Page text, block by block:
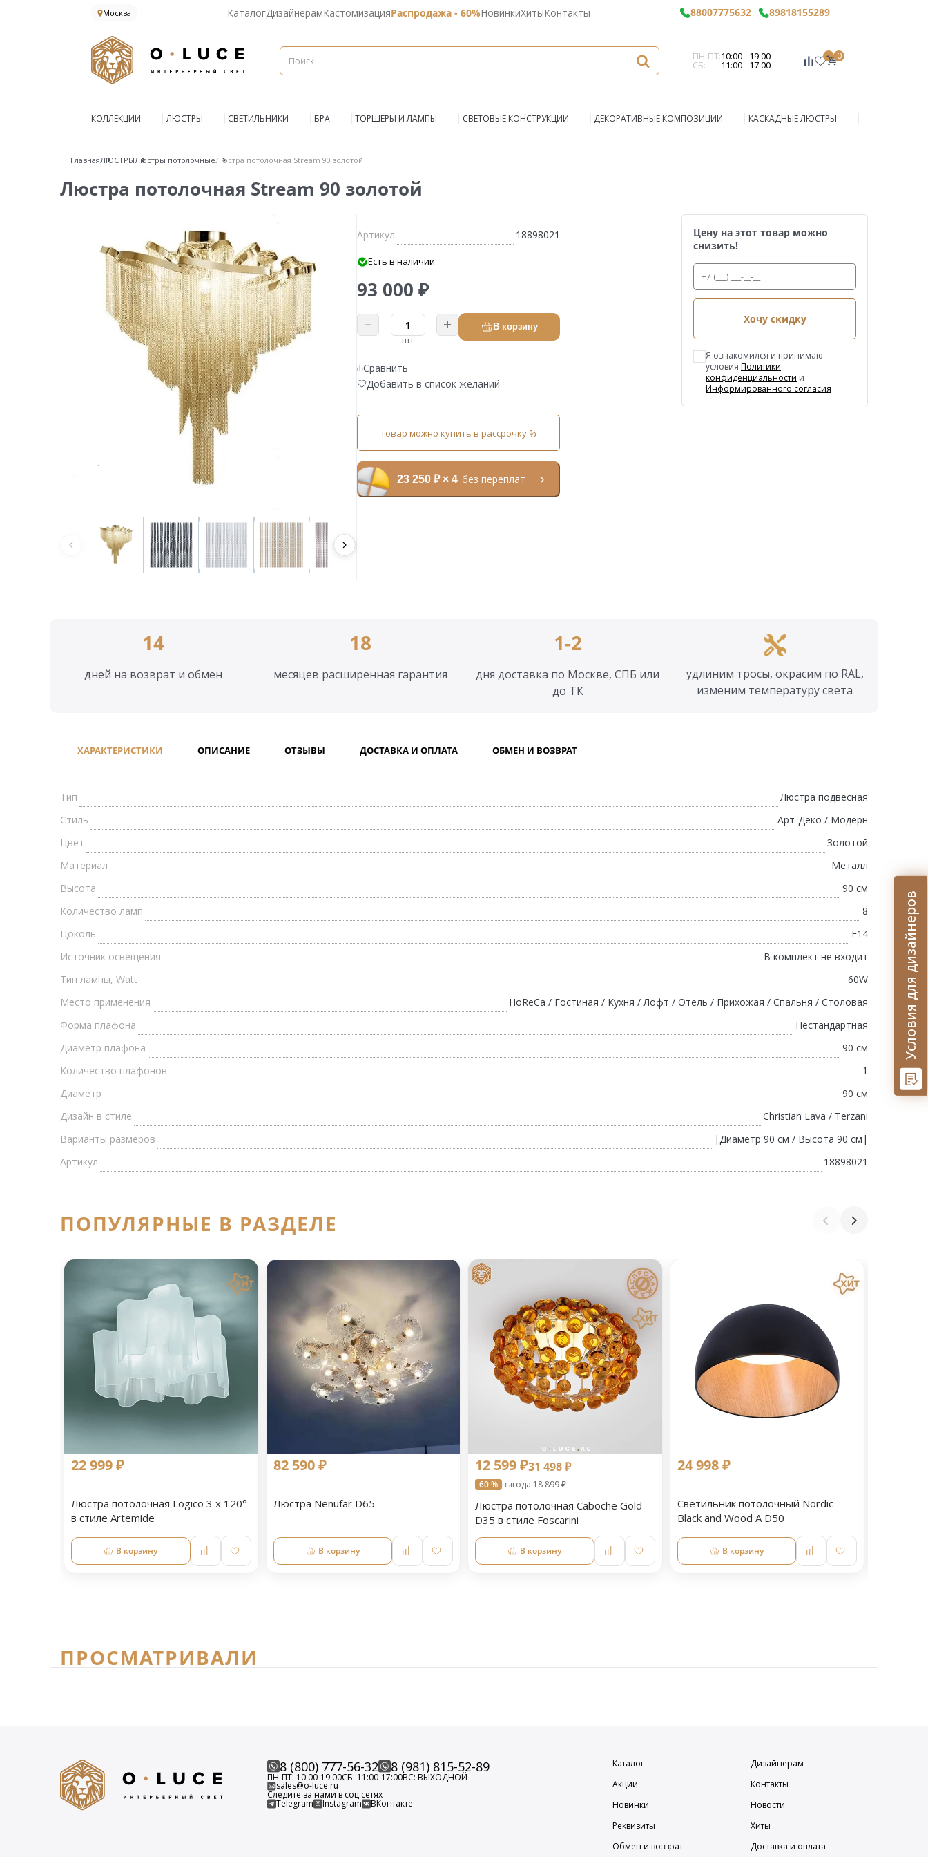
Москва КаталогДизайнерамКастомизацияРаспродажа - 60%НовинкиХитыКонтакты 88007775632 89818155289
ПН-ПТ:10:00 - 19:00
СБ: 11:00 - 17:00
0
КОЛЛЕКЦИИ ЛЮСТРЫ СВЕТИЛЬНИКИ БРА ТОРШЕРЫ И ЛАМПЫ СВЕТОВЫЕ КОНСТРУКЦИИ ДЕКОРАТИВНЫЕ КОМПОЗИЦИИ КАСКАДНЫЕ ЛЮСТРЫ
ГлавнаяЛЮСТРЫЛюстры потолочныеЛюстра потолочная Stream 90 золотой
Люстра потолочная Stream 90 золотой
Артикул 18898021
Есть в наличии
93 000 ₽
шт
В корзину
Сравнить
Добавить в список желаний
товар можно купить в рассрочку %
23 250 ₽ × 4 без переплат
Цену на этот товар можно
снизить!
Хочу скидку
Я ознакомился и принимаю
условия Политики
конфиденциальности и
Информированного согласия
14
дней на возврат и обмен
18
месяцев расширенная гарантия
1-2
дня доставка по Москве, СПБ или
до ТК
удлиним тросы, окрасим по RAL,
изменим температуру света
ХАРАКТЕРИСТИКИ ОПИСАНИЕ ОТЗЫВЫ ДОСТАВКА И ОПЛАТА ОБМЕН И ВОЗВРАТ
Тип
Люстра подвесная
Стиль
Арт-Деко / Модерн
Цвет
Золотой
Материал
Металл
Высота
90 см
Количество ламп
8
Цоколь
E14
Источник освещения
В комплект не входит
Тип лампы, Watt
60W
Место применения
HoReCa / Гостиная / Кухня / Лофт / Отель / Прихожая / Спальня / Столовая
Форма плафона
Нестандартная
Диаметр плафона
90 см
Количество плафонов
1
Диаметр
90 см
Дизайн в стиле
Christian Lava / Terzani
Варианты размеров
|Диаметр 90 см / Высота 90 см|
Артикул
18898021
ПОПУЛЯРНЫЕ В РАЗДЕЛЕ
22 999 ₽
Люстра потолочная Logico 3 x 120°
в стиле Artemide
В корзину
82 590 ₽
Люстра Nenufar D65
В корзину
12 599 ₽31 498 ₽
60 % выгода 18 899 ₽
Люстра потолочная Caboche Gold
D35 в стиле Foscarini
В корзину
24 998 ₽
Светильник потолочный Nordic
Black and Wood A D50
В корзину
ПРОСМАТРИВАЛИ
8 (800) 777-56-32 8 (981) 815-52-89
ПН-ПТ: 10:00-19:00СБ: 11:00-17:00ВС: ВЫХОДНОЙ
sales@o-luce.ru
Следите за нами в соц.сетях
Telegram Instagram ВКонтакте
Каталог
Дизайнерам
Акции
Контакты
Новинки
Новости
Реквизиты
Хиты
Обмен и возврат
Доставка и оплата
Условия для дизайнеров